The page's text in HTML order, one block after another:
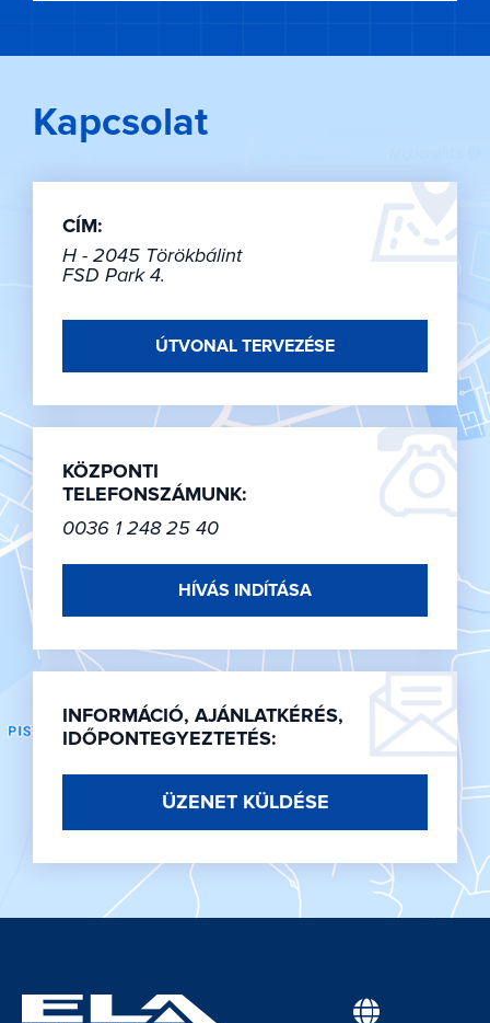
Kapcsolat
CÍM:
H - 2045 Törökbálint
FSD Park 4.
ÚTVONAL TERVEZÉSE
KÖZPONTI
TELEFONSZÁMUNK:
0036 1 248 25 40
HÍVÁS INDÍTÁSA
INFORMÁCIÓ, AJÁNLATKÉRÉS,
IDŐPONTEGYEZTETÉS:
ÜZENET KÜLDÉSE